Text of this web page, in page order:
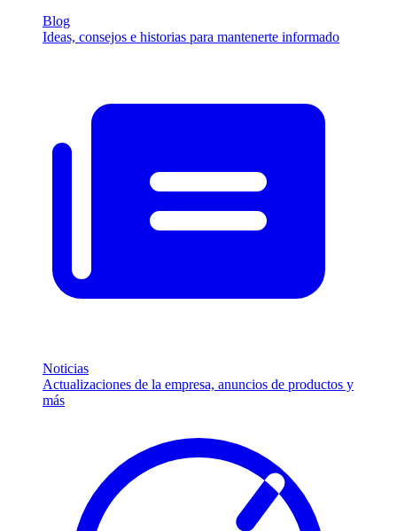
Blog
Ideas, consejos e historias para mantenerte informado
Noticias
Actualizaciones de la empresa, anuncios de productos y
más